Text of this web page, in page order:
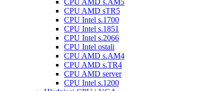
CPU AMD s.AM5
CPU AMD sTR5
CPU Intel s.1700
CPU Intel s.1851
CPU Intel s.2066
CPU Intel ostali
CPU AMD s.AM4
CPU AMD s.TR4
CPU AMD server
CPU Intel s.1200